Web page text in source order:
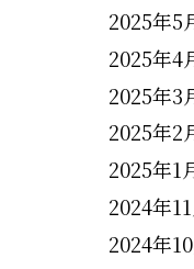
2025年5
2025年4
2025年3
2025年2
2025年1
2024年
2024年